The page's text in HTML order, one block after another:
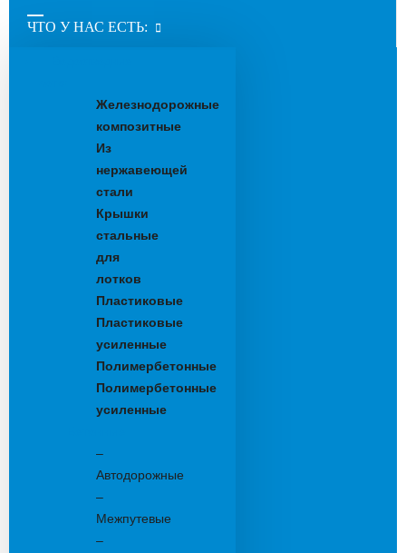
ЧТО У НАС ЕСТЬ:
Железнодорожные
композитные
Из
нержавеющей
стали
Крышки
стальные
для
лотков
Пластиковые
Пластиковые
усиленные
Полимербетонные
Полимербетонные
усиленные
–
Автодорожные
–
Межпутевые
–